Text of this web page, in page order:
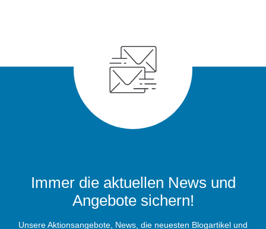
Immer die aktuellen News und
Angebote sichern!
Unsere Aktionsangebote, News, die neuesten Blogartikel und